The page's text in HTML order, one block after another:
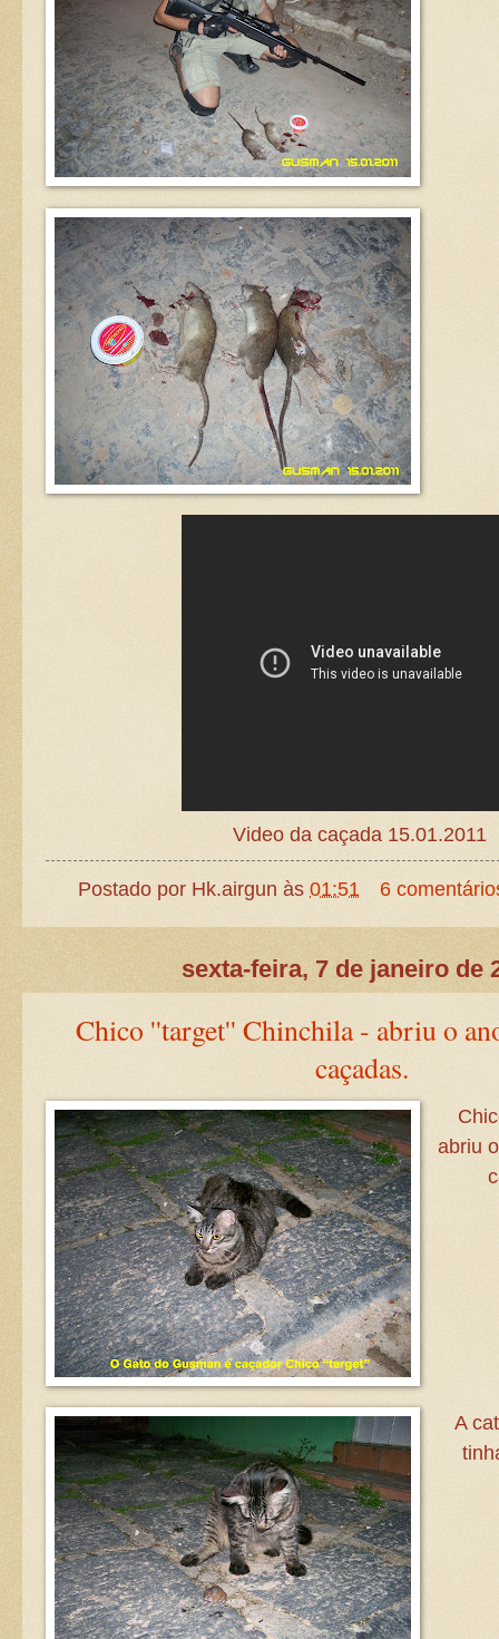
Video da caçada 15.01.2011
Postado por Hk.airgun às01:51 6
sexta-feira, 7 de janeiro de
Chico ''target'' Chinchila - abriu o
caçadas.
abriu
A